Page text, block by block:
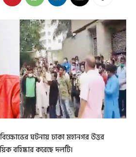
ঘটনায় ঢাকা মহানগর উত্তর
বহিষ্কার করেছে দলটি।